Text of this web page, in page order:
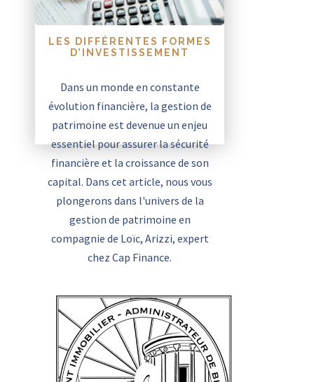
LES DIFFÉRENTES FORMES
D’INVESTISSEMENT
Dans un monde en constante
évolution financière, la gestion de
patrimoine est devenue un enjeu
essentiel pour assurer la sécurité
financière et la croissance de son
capital. Dans cet article, nous vous
plongerons dans l'univers de la
gestion de patrimoine en
compagnie de Loïc, Arizzi, expert
chez Cap Finance.